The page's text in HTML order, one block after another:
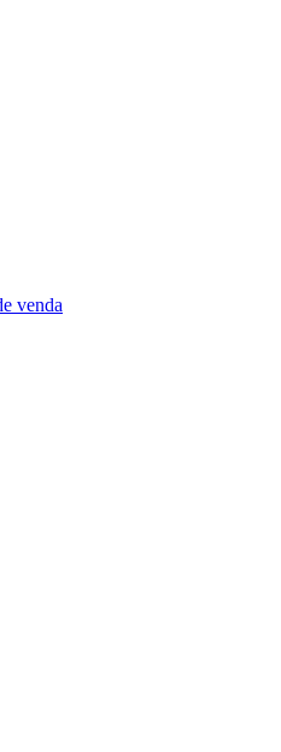
venda